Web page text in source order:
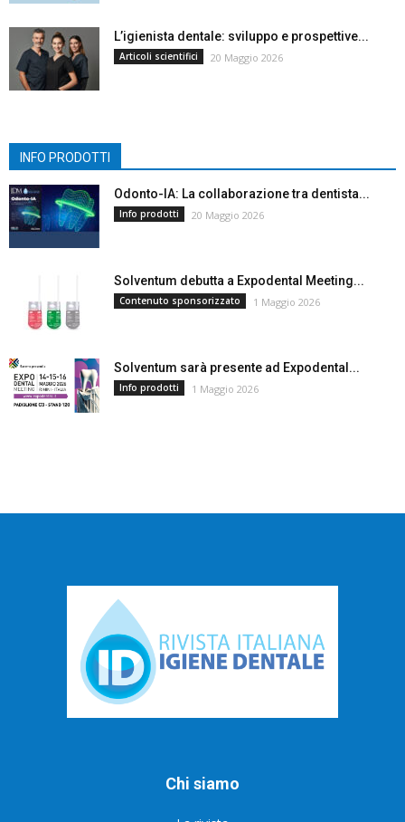
L’igienista dentale: sviluppo e prospettive...
Articoli scientifici 20 Maggio 2026
INFO PRODOTTI
Odonto-IA: La collaborazione tra dentista...
Info prodotti 20 Maggio 2026
Solventum debutta a Expodental Meeting...
Contenuto sponsorizzato 1 Maggio 2026
Solventum sarà presente ad Expodental...
Info prodotti 1 Maggio 2026
Chi siamo